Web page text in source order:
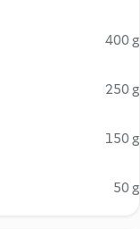
400 g
250 g
150 g
50 g